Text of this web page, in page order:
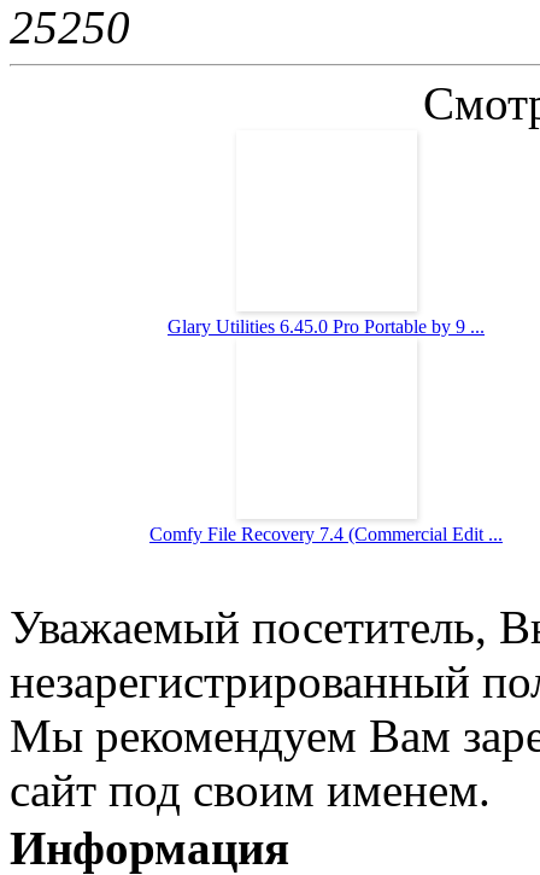
25250
Glary Utilities 6.45.0 Pro Portable by 9 ...
Comfy File Recovery 7.4 (Commercial Edit ...
Уважаемый посетитель,
незарегистрированный
Мы рекомендуем Вам
сайт под своим именем.
Информация